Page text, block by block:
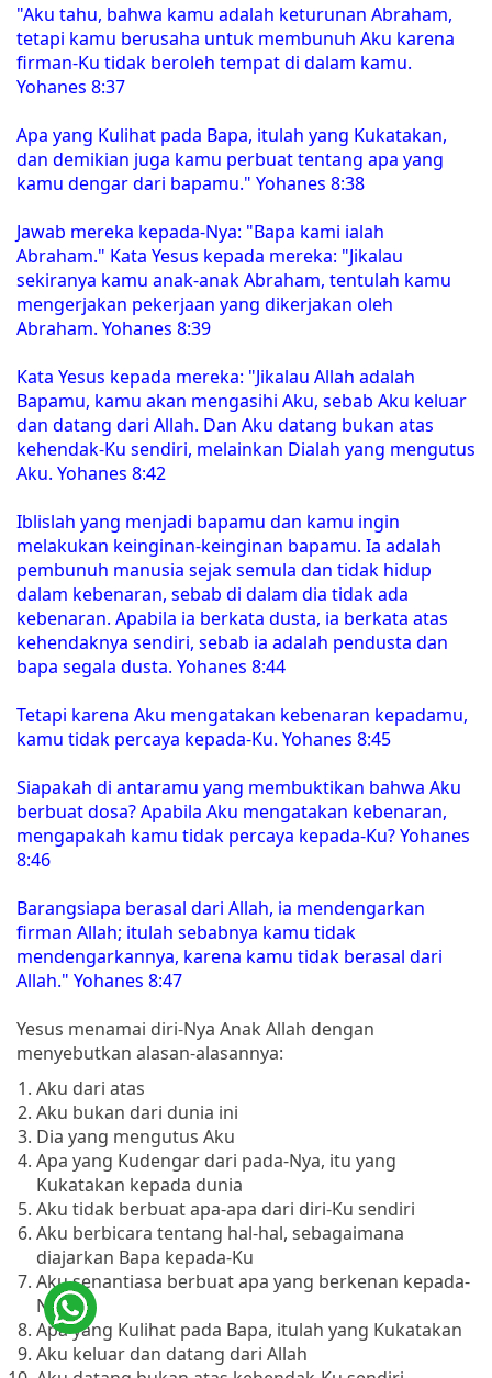
"Aku tahu, bahwa kamu adalah keturunan Abraham,
tetapi kamu berusaha untuk membunuh Aku karena
firman-Ku tidak beroleh tempat di dalam kamu.
Yohanes 8:37
Apa yang Kulihat pada Bapa, itulah yang Kukatakan,
dan demikian juga kamu perbuat tentang apa yang
kamu dengar dari bapamu." Yohanes 8:38
Jawab mereka kepada-Nya: "Bapa kami ialah
Abraham." Kata Yesus kepada mereka: "Jikalau
sekiranya kamu anak-anak Abraham, tentulah kamu
mengerjakan pekerjaan yang dikerjakan oleh
Abraham. Yohanes 8:39
Kata Yesus kepada mereka: "Jikalau Allah adalah
Bapamu, kamu akan mengasihi Aku, sebab Aku keluar
dan datang dari Allah. Dan Aku datang bukan atas
kehendak-Ku sendiri, melainkan Dialah yang mengutus
Aku. Yohanes 8:42
Iblislah yang menjadi bapamu dan kamu ingin
melakukan keinginan-keinginan bapamu. Ia adalah
pembunuh manusia sejak semula dan tidak hidup
dalam kebenaran, sebab di dalam dia tidak ada
kebenaran. Apabila ia berkata dusta, ia berkata atas
kehendaknya sendiri, sebab ia adalah pendusta dan
bapa segala dusta. Yohanes 8:44
Tetapi karena Aku mengatakan kebenaran kepadamu,
kamu tidak percaya kepada-Ku. Yohanes 8:45
Siapakah di antaramu yang membuktikan bahwa Aku
berbuat dosa? Apabila Aku mengatakan kebenaran,
mengapakah kamu tidak percaya kepada-Ku? Yohanes
8:46
Barangsiapa berasal dari Allah, ia mendengarkan
firman Allah; itulah sebabnya kamu tidak
mendengarkannya, karena kamu tidak berasal dari
Allah." Yohanes 8:47
Yesus menamai diri-Nya Anak Allah dengan
menyebutkan alasan-alasannya:
Aku dari atas
Aku bukan dari dunia ini
Dia yang mengutus Aku
Apa yang Kudengar dari pada-Nya, itu yang
Kukatakan kepada dunia
Aku tidak berbuat apa-apa dari diri-Ku sendiri
Aku berbicara tentang hal-hal, sebagaimana
diajarkan Bapa kepada-Ku
Aku senantiasa berbuat apa yang berkenan kepada-
Nya
Apa yang Kulihat pada Bapa, itulah yang Kukatakan
Aku keluar dan datang dari Allah